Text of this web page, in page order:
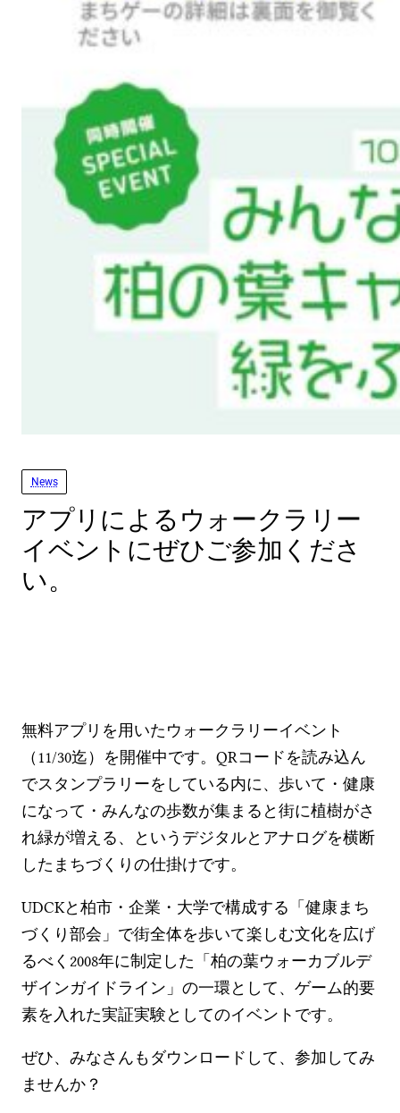
News
アプリによるウォークラリー
イベントにぜひご参加くださ
い。
無料アプリを用いたウォークラリーイベント
（11/30迄）を開催中です。QRコードを読み込ん
でスタンプラリーをしている内に、歩いて・健康
になって・みんなの歩数が集まると街に植樹がさ
れ緑が増える、というデジタルとアナログを横断
したまちづくりの仕掛けです。
UDCKと柏市・企業・大学で構成する「健康まち
づくり部会」で街全体を歩いて楽しむ文化を広げ
るべく2008年に制定した「柏の葉ウォーカブルデ
ザインガイドライン」の一環として、ゲーム的要
素を入れた実証実験としてのイベントです。
ぜひ、みなさんもダウンロードして、参加してみ
ませんか？